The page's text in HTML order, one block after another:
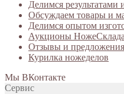
Делимся результатами
Обсуждаем товары и
Делимся опытом
Аукционы НожеСклада
Отзывы и предложения
Курилка ножеделов
Мы ВКонтакте
Сервис